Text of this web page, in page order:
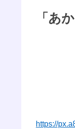
「あ
https://